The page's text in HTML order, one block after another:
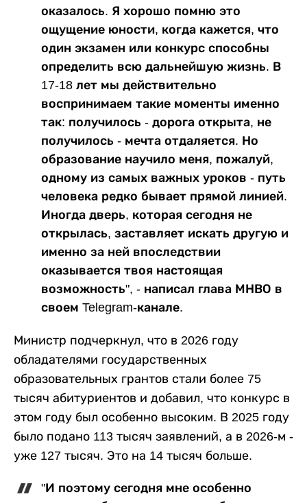
оказалось. Я хорошо помню это
ощущение юности, когда кажется, что
один экзамен или конкурс способны
определить всю дальнейшую жизнь. В
17-18 лет мы действительно
воспринимаем такие моменты именно
так: получилось - дорога открыта, не
получилось - мечта отдаляется. Но
образование научило меня, пожалуй,
одному из самых важных уроков - путь
человека редко бывает прямой линией.
Иногда дверь, которая сегодня не
открылась, заставляет искать другую и
именно за ней впоследствии
оказывается твоя настоящая
возможность", - написал глава МНВО в
своем Telegram-канале.
Министр подчеркнул, что в 2026 году
обладателями государственных
образовательных грантов стали более 75
тысяч абитуриентов и добавил, что конкурс в
этом году был особенно высоким. В 2025 году
было подано 113 тысяч заявлений, а в 2026-м -
уже 127 тысяч. Это на 14 тысяч больше.
"И поэтому сегодня мне особенно